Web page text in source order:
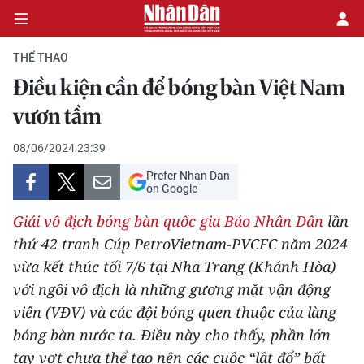
CHÍNH TRỊ
KINH TẾ
VĂN HÓA
XÃ HỘI
PHÁP LUẬT
DU LỊCH
THẾ GIỚI
THỂ THAO
Điều kiện cần để bóng bàn Việt Nam
vươn tầm
08/06/2024 23:39
Prefer Nhan Dan
on Google
Giải vô địch bóng bàn quốc gia Báo Nhân Dân lần
thứ 42 tranh Cúp PetroVietnam-PVCFC năm 2024
vừa kết thúc tối 7/6 tại Nha Trang (Khánh Hòa)
với ngôi vô địch là những gương mặt vận động
viên (VĐV) và các đội bóng quen thuộc của làng
bóng bàn nước ta. Điều này cho thấy, phần lớn
tay vợt chưa thể tạo nên các cuộc “lật đổ” bất